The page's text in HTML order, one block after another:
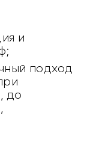
и
подход
до